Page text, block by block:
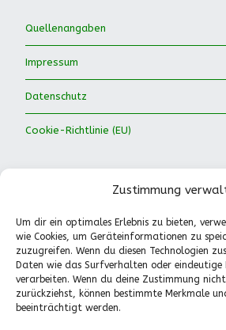
Zustimmung
Um dir ein optimales Erlebnis zu bieten,
wie Cookies, um Geräteinformationen zu
zuzugreifen. Wenn du diesen Technologien
Daten wie das Surfverhalten oder eindeutige
verarbeiten. Wenn du deine Zustimmung
zurückziehst, können bestimmte Merkmale
beeinträchtigt werden.
Quellenangaben
Impressum
Datenschutz
Cookie-Richtlinie (EU)
Waldkinder Ismaning e.V.
Dorfstraße 66
85737 Ismaning
Tel.: 089-41611244